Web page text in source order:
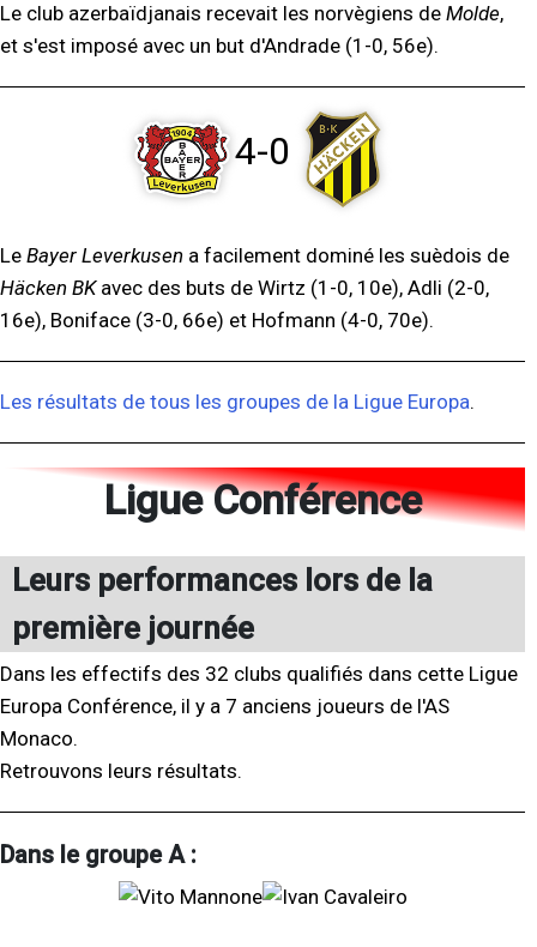
Le club azerbaïdjanais recevait les norvègiens de Molde,
et s'est imposé avec un but d'Andrade (1-0, 56e).
4-0
Le Bayer Leverkusen a facilement dominé les suèdois de
Häcken BKavec des buts de Wirtz (1-0, 10e), Adli (2-0,
16e), Boniface (3-0, 66e) et Hofmann (4-0, 70e).
Les résultats de tous les groupes de la Ligue Europa.
Ligue Conférence
Leurs performances lors de la
première journée
Dans les effectifs des 32 clubs qualifiés dans cette Ligue
Europa Conférence, il y a 7 anciens joueurs de l'AS
Monaco.
Retrouvons leurs résultats.
Dans le groupe A :